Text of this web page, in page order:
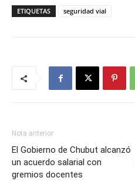
ETIQUETAS seguridad vial
Nota anterior
El Gobierno de Chubut alcanzó
un acuerdo salarial con
gremios docentes